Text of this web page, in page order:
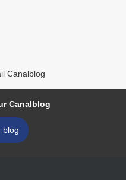
Canalblog
Canalblog
blog